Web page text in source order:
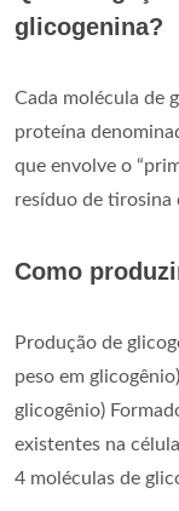
glicogenina?
Cada molécula de
proteína
que envolve o
resíduo de tirosina
Como
Produção de
peso em
glicogênio)
existentes na
4 moléculas de